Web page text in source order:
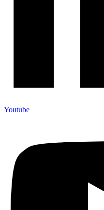
Youtube